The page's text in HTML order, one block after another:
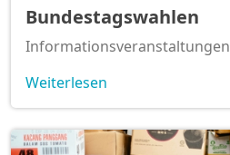
Bundestagswahlen
Informationsveranstaltungen
Weiterlesen